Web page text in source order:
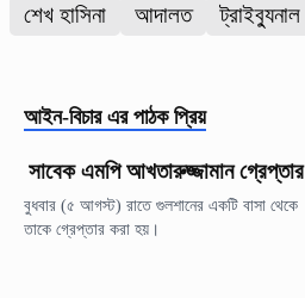
শেখ হাসিনা আদালত ট্রাইব্যুনাল
আইন-বিচার এর পাঠক প্রিয়
সাবেক এমপি আখতারুজ্জামান গ্রেপ্তার
বুধবার (৫ আগস্ট) রাতে গুলশানের একটি বাসা থেকে
তাকে গ্রেপ্তার করা হয়।